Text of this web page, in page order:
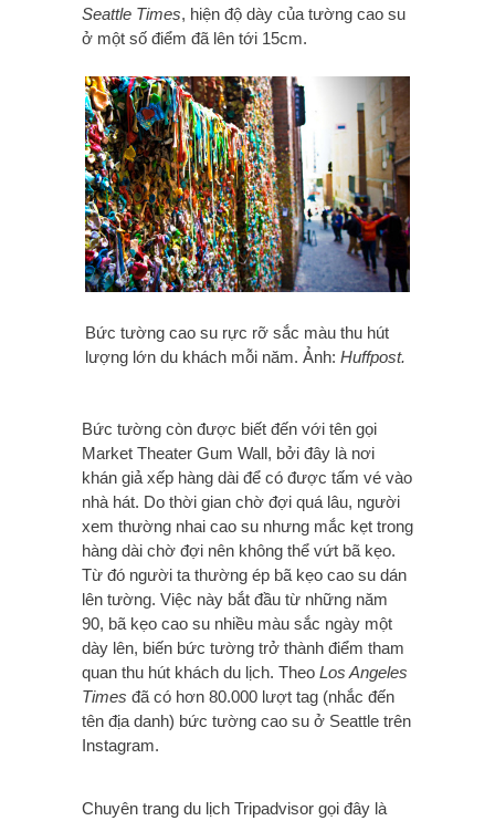
Seattle Times, hiện độ dày của tường cao su
ở một số điểm đã lên tới 15cm.
Bức tường cao su rực rỡ sắc màu thu hút
lượng lớn du khách mỗi năm. Ảnh: Huffpost.
Bức tường còn được biết đến với tên gọi
Market Theater Gum Wall, bởi đây là nơi
khán giả xếp hàng dài để có được tấm vé vào
nhà hát. Do thời gian chờ đợi quá lâu, người
xem thường nhai cao su nhưng mắc kẹt trong
hàng dài chờ đợi nên không thể vứt bã kẹo.
Từ đó người ta thường ép bã kẹo cao su dán
lên tường. Việc này bắt đầu từ những năm
90, bã kẹo cao su nhiều màu sắc ngày một
dày lên, biến bức tường trở thành điểm tham
quan thu hút khách du lịch. Theo Los Angeles
Times đã có hơn 80.000 lượt tag (nhắc đến
tên địa danh) bức tường cao su ở Seattle trên
Instagram.
Chuyên trang du lịch Tripadvisor gọi đây là